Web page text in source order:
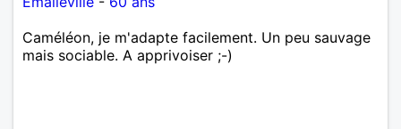
Caméléon, je m'adapte facilement. Un peu sauvage
mais sociable. A apprivoiser ;-)